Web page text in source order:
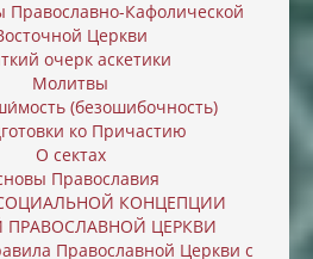
Православно-Кафолической
Церкви
очерк аскетики
Молитвы
(безошибочность)
ко Причастию
О сектах
Православия
КОНЦЕПЦИИ
ПРАВОСЛАВНОЙ ЦЕРКВИ
Православной Церкви с